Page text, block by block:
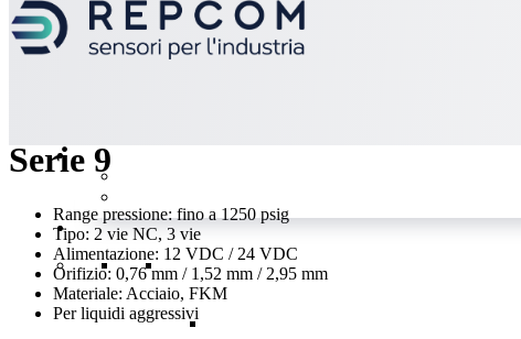
Serie 9
Range pressione: fino a 1250 psig
Tipo: 2 vie NC, 3 vie
Alimentazione: 12 VDC / 24 VDC
Orifizio: 0,76 mm / 1,52 mm / 2,95 mm
Materiale: Acciaio, FKM
Per liquidi aggressivi